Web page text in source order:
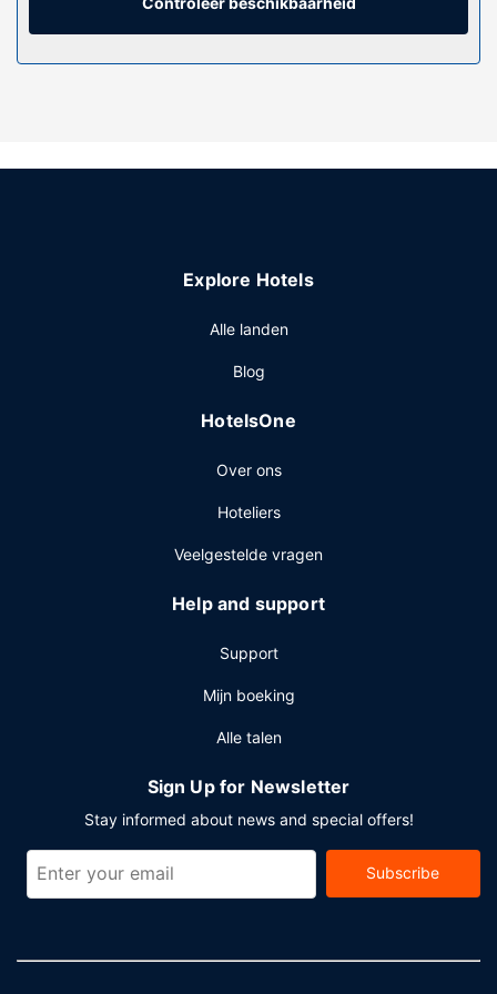
Algemene voorziening
Profiteer zoveel mogelijk van recreatieve voorzieningen,
een picknickplaats.
Overige voorzieningen
Enkele van de voorzieningen zijn een
de gemeenschappelijke ruimte. Ter plaatse heb je gratis
Explore Hotels
Alle landen
Blog
HotelsOne
Over ons
Hoteliers
Veelgestelde vragen
Help and support
Support
Mijn boeking
Alle talen
Sign Up for Newsletter
Stay informed about news and special offers!
Subscribe